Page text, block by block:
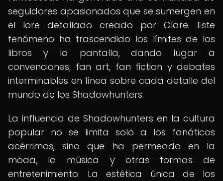
seguidores apasionados que se sumergen en
el lore detallado creado por Clare. Este
fenómeno ha trascendido los límites de los
libros y la pantalla, dando lugar a
convenciones, fan art, fan fiction y debates
interminables en línea sobre cada detalle del
mundo de los Shadowhunters.
La influencia de Shadowhunters en la cultura
popular no se limita solo a los fanáticos
acérrimos, sino que ha permeado en la
moda, la música y otras formas de
entretenimiento. La estética única de los